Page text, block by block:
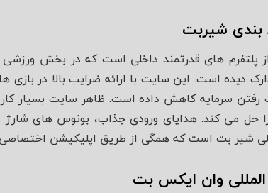
شیربت
پلتفرم‌ های قدرتمند داخلی است که در بخش ورزشی
۲۰۲۶ تدارک دیده است. این سایت با ارائه ضرایب بالا در
حل می‌ کند. هدایای ورودی جذاب، بونوس‌ های شارژ
شیر بت است که همگی از طریق اپلیکیشن
وان ایکس بت